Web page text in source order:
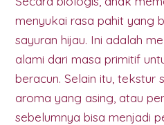
menyukai rasa pahit yang
sayuran hijau. Ini adalah
alami dari masa primitif
beracun. Selain itu, tekstur
aroma yang asing, atau
sebelumnya bisa menjadi